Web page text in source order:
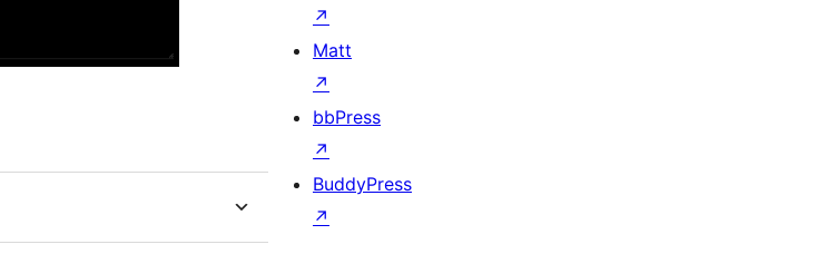
↗
Matt
↗
bbPress
↗
BuddyPress
↗